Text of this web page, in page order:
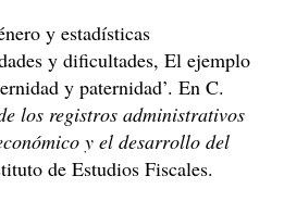
y estadísticas
y dificultades, El ejemplo
y paternidad’. En C.
los registros administrativos
y el desarrollo del
de Estudios Fiscales.